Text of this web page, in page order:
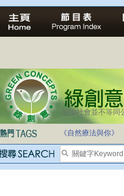
法治社會並不等同
自家教育合法化-
《自然療法與你》